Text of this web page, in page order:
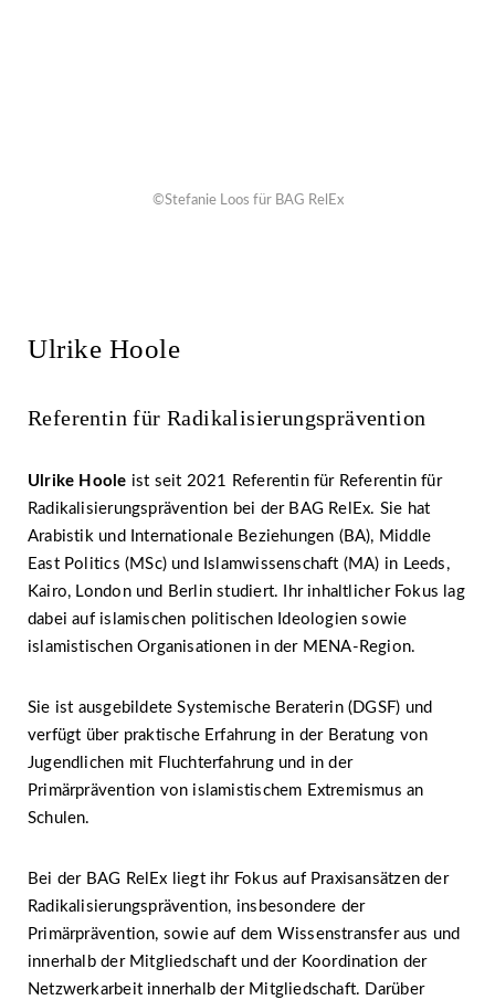
©Stefanie Loos für BAG RelEx
Ulrike Hoole
Referentin für Radikalisierungsprävention
Ulrike Hoole ist seit 2021 Referentin für Referentin für
Radikalisierungsprävention bei der BAG RelEx. Sie hat
Arabistik und Internationale Beziehungen (BA), Middle
East Politics (MSc) und Islamwissenschaft (MA) in Leeds,
Kairo, London und Berlin studiert. Ihr inhaltlicher Fokus lag
dabei auf islamischen politischen Ideologien sowie
islamistischen Organisationen in der MENA-Region.
Sie ist ausgebildete Systemische Beraterin (DGSF) und
verfügt über praktische Erfahrung in der Beratung von
Jugendlichen mit Fluchterfahrung und in der
Primärprävention von islamistischem Extremismus an
Schulen.
Bei der BAG RelEx liegt ihr Fokus auf Praxisansätzen der
Radikalisierungsprävention, insbesondere der
Primärprävention, sowie auf dem Wissenstransfer aus und
innerhalb der Mitgliedschaft und der Koordination der
Netzwerkarbeit innerhalb der Mitgliedschaft. Darüber